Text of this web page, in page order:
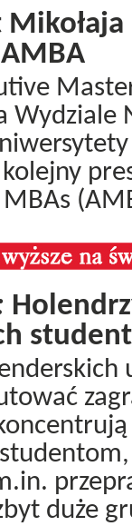
Wydziale
kolejny
duże